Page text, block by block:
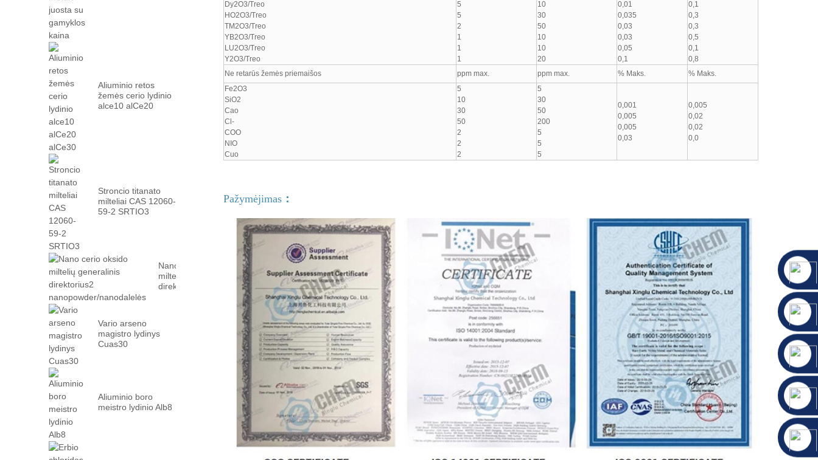
Aliuminio retos
žemės cerio lydinio
alce10 alCe20
Stroncio titanato
milteliai CAS 12060-
59-2 SRTIO3
Nano cerio oksido
miltelių generalinis
direktorius2
nanopowder/nanodalelės
Vario arseno
magistro lydinys
Cuas30
Aliuminio boro
meistro lydinio Alb8
Dy2O3/Treo
HO2O3/Treo
TM2O3/Treo
YB2O3/Treo
LU2O3/Treo
Y2O3/Treo
5
5
2
1
1
1
10
30
50
10
10
20
0,01
0,035
0,03
0,03
0,05
0,1
0,1
0,3
0,3
0,5
0,1
0,8
Ne retarūs žemės priemaišos
ppm max. ppm max. % Maks.
% Maks.
Fe2O3
SiO2
Cao
Cl-
COO
NIO
Cuo
5
10
30
50
2
2
2
5
30
50
200
5
5
5
0,001
0,005
0,005
0,03
0,005
0,02
0,02
0,0
Pažymėjimas ：